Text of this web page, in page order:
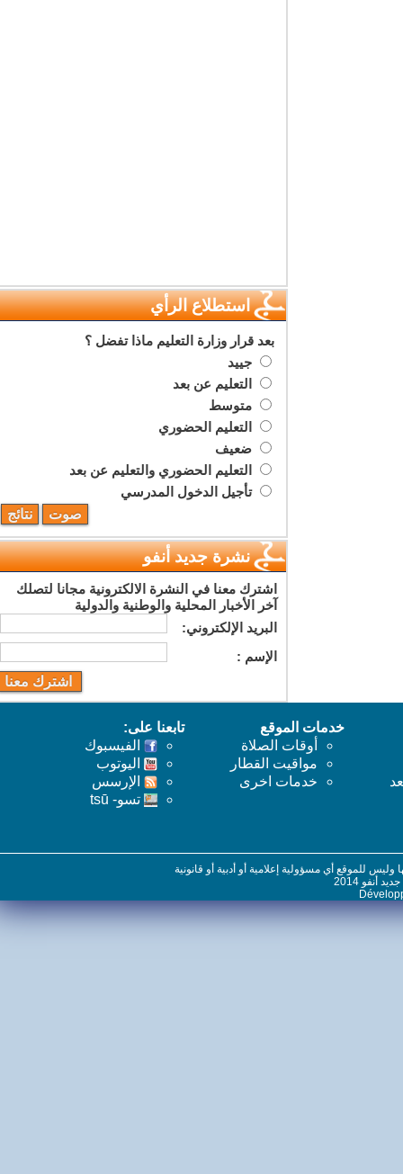
استطلاع الرأي
بعد قرار وزارة التعليم ماذا تفضل ؟
جييد
التعليم عن بعد
متوسط
التعليم الحضوري
ضعيف
التعليم الحضوري والتعليم عن بعد
تأجيل الدخول المدرسي
نشرة جديد أنفو
اشترك معنا في النشرة الالكترونية مجانا لتصلك
آخر الأخبار المحلية والوطنية والدولية
البريد اﻹلكتروني:
اﻹسم :
خدمات الموقع
أوقات الصلاة
مواقيت القطار
خدمات اخرى
تابعنا على:
الفيسبوك
اليوتوب
اﻹرسس
تسو- tsū
للموقع أي مسؤولية إعلامية أو أدبية أو قانونية
2014